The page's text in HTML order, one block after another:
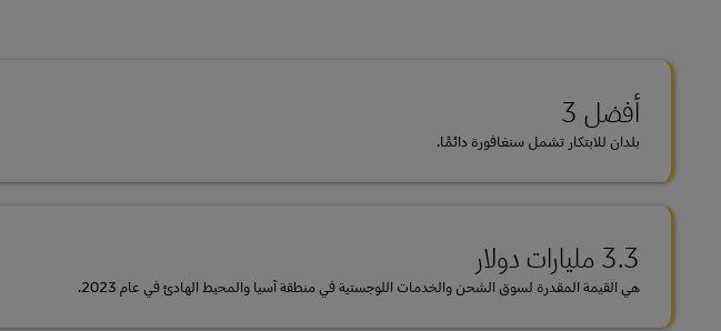
أفضل 3
بلدان للابتكار تشمل سنغافورة دائمًا.
3.3 مليارات دولار
هي القيمة المقدرة لسوق الشحن والخدمات اللوجستية في منطقة آسيا والمحيط الهادئ في عام 2023.